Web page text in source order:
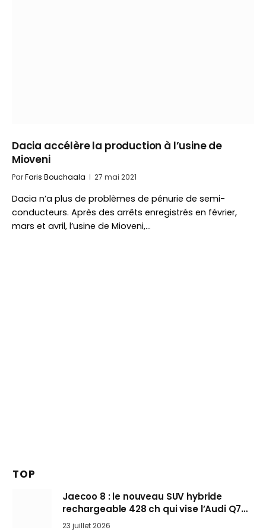
Dacia accélère la production à l’usine de
Mioveni
ParFaris Bouchaala 27 mai 2021
Dacia n’a plus de problèmes de pénurie de semi-
conducteurs. Après des arrêts enregistrés en février,
mars et avril, l’usine de Mioveni,…
TOP
Jaecoo 8 : le nouveau SUV hybride
rechargeable 428 ch qui vise l’Audi Q7
arrive en Europe cet automne
23 juillet 2026